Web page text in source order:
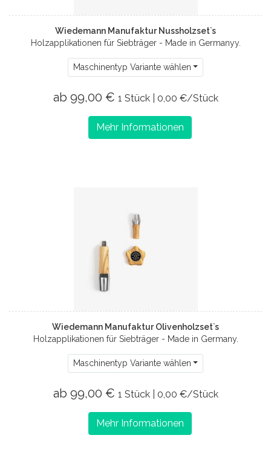
Wiedemann Manufaktur Nussholzset`s
Holzapplikationen für Siebträger - Made in Germanyy.
Maschinentyp Variante wählen
ab 99,00 € 1 Stück | 0,00 €/Stück
Mehr Informationen
Wiedemann Manufaktur Olivenholzset`s
Holzapplikationen für Siebträger - Made in Germany.
Maschinentyp Variante wählen
ab 99,00 € 1 Stück | 0,00 €/Stück
Mehr Informationen